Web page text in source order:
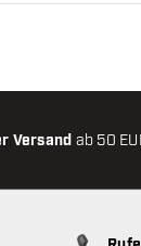
Versand ab 50